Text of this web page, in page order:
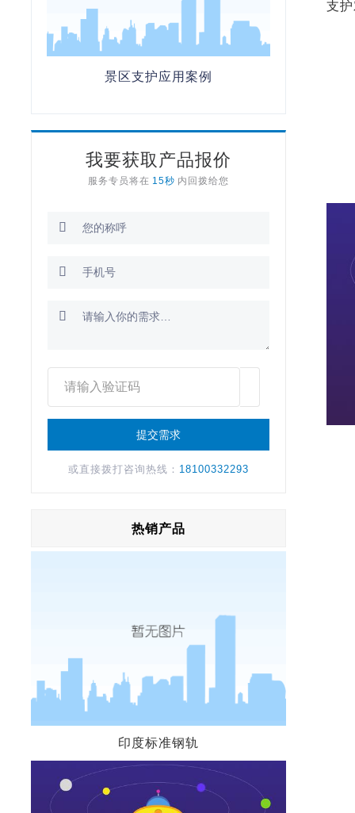
支
景区支护应用案例
我要获取产品报价
服务专员将在 15秒 内回拨给您



或直接拨打咨询热线： 18100332293
热销产品
印度标准钢轨